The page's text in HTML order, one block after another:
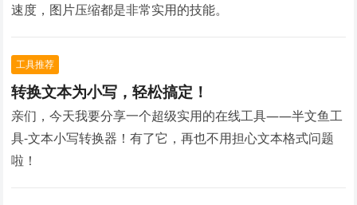
速度，图片压缩都是非常实用的技能。
工具推荐
转换文本为小写，轻松搞定！
亲们，今天我要分享一个超级实用的在线工具——半文鱼工
具-文本小写转换器！有了它，再也不用担心文本格式问题
啦！